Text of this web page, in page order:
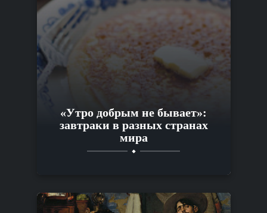
«Утро добрым не бывает»:
завтраки в разных странах
мира